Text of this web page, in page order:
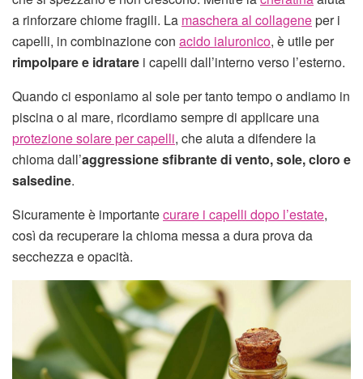
a rinforzare chiome fragili. La maschera al collageneper i
capelli, in combinazione con acido ialuronico, è utile per
rimpolpare e idratare i capelli dall’interno verso l’esterno.
Quando ci esponiamo al sole per tanto tempo o andiamo in
piscina o al mare, ricordiamo sempre di applicare una
protezione solare per capelli, che aiuta a difendere la
chioma dall’aggressione sfibrante di vento, sole, cloro e
salsedine.
Sicuramente è importantecurare i capelli dopo l’estate,
così da recuperare la chioma messa a dura prova da
secchezza e opacità.